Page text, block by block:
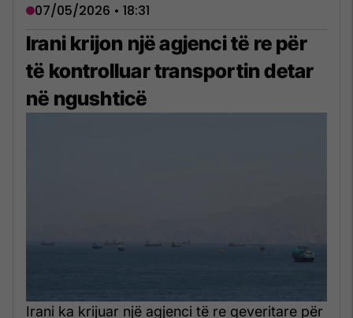
07/05/2026 • 18:31
Irani krijon një agjenci të re për
të kontrolluar transportin detar
në ngushticë
Irani ka krijuar një agjenci të re qeveritare për